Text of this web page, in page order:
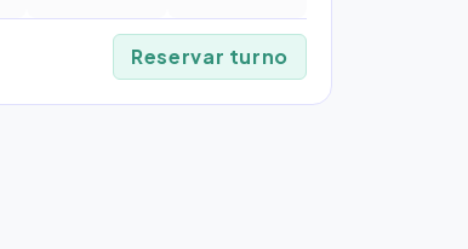
Reservar turno